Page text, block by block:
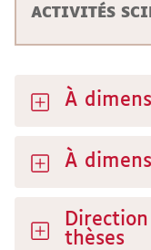
ACTIVITÉS
À
À
thèses